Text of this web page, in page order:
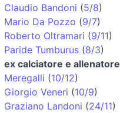
Claudio Bandoni (5/8)
Mario Da Pozzo (9/7)
Roberto Oltramari (9/11)
Paride Tumburus (8/3)
ex calciatore e
Meregalli (10/12)
Giorgio Veneri (10/9)
Graziano Landoni (24/11)